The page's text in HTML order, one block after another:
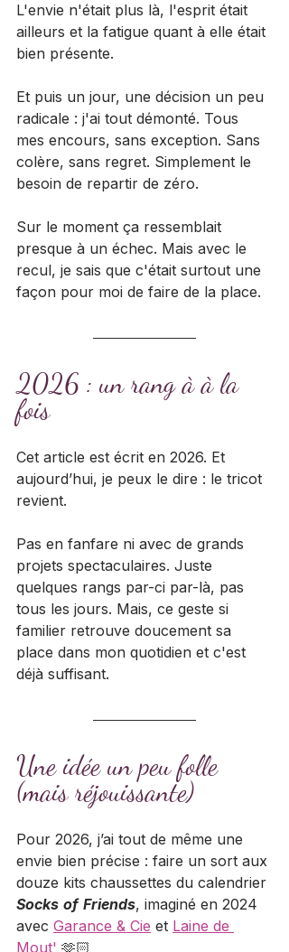
L'envie n'était plus là, l'esprit était
ailleurs et la fatigue quant à elle était
bien présente.
Et puis un jour, une décision un peu
radicale : j'ai tout démonté. Tous
mes encours, sans exception. Sans
colère, sans regret. Simplement le
besoin de repartir de zéro.
Sur le moment ça ressemblait
presque à un échec. Mais avec le
recul, je sais que c'était surtout une
façon pour moi de faire de la place.
2026 : un rang à à la
fois
Cet article est écrit en 2026. Et
aujourd’hui, je peux le dire : le tricot
revient.
Pas en fanfare ni avec de grands
projets spectaculaires. Juste
quelques rangs par-ci par-là, pas
tous les jours. Mais, ce geste si
familier retrouve doucement sa
place dans mon quotidien et c'est
déjà suffisant.
Une idée un peu folle
(mais réjouissante)
Pour 2026, j’ai tout de même une
envie bien précise : faire un sort aux
douze kits chaussettes du calendrier
Socks of Friends, imaginé en 2024
avec Garance & Cie et Laine de
Mout' 🫶🏻